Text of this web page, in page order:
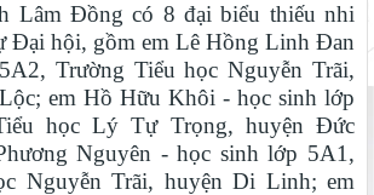
Lâm Đồng có 8 đại biểu thiếu nhi
Đại hội, gồm em Lê Hồng Linh Đan
Trường Tiểu học Nguyễn Trãi,
em Hồ Hữu Khôi - học sinh lớp
học Lý Tự Trọng, huyện Đức
Nguyên - học sinh lớp 5A1,
Nguyễn Trãi, huyện Di Linh; em